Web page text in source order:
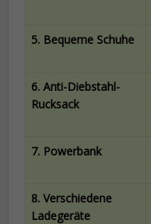
5. Bequeme Schuhe
6. Anti-Diebstahl-
Rucksack
7. Powerbank
8. Verschiedene
Ladegeräte